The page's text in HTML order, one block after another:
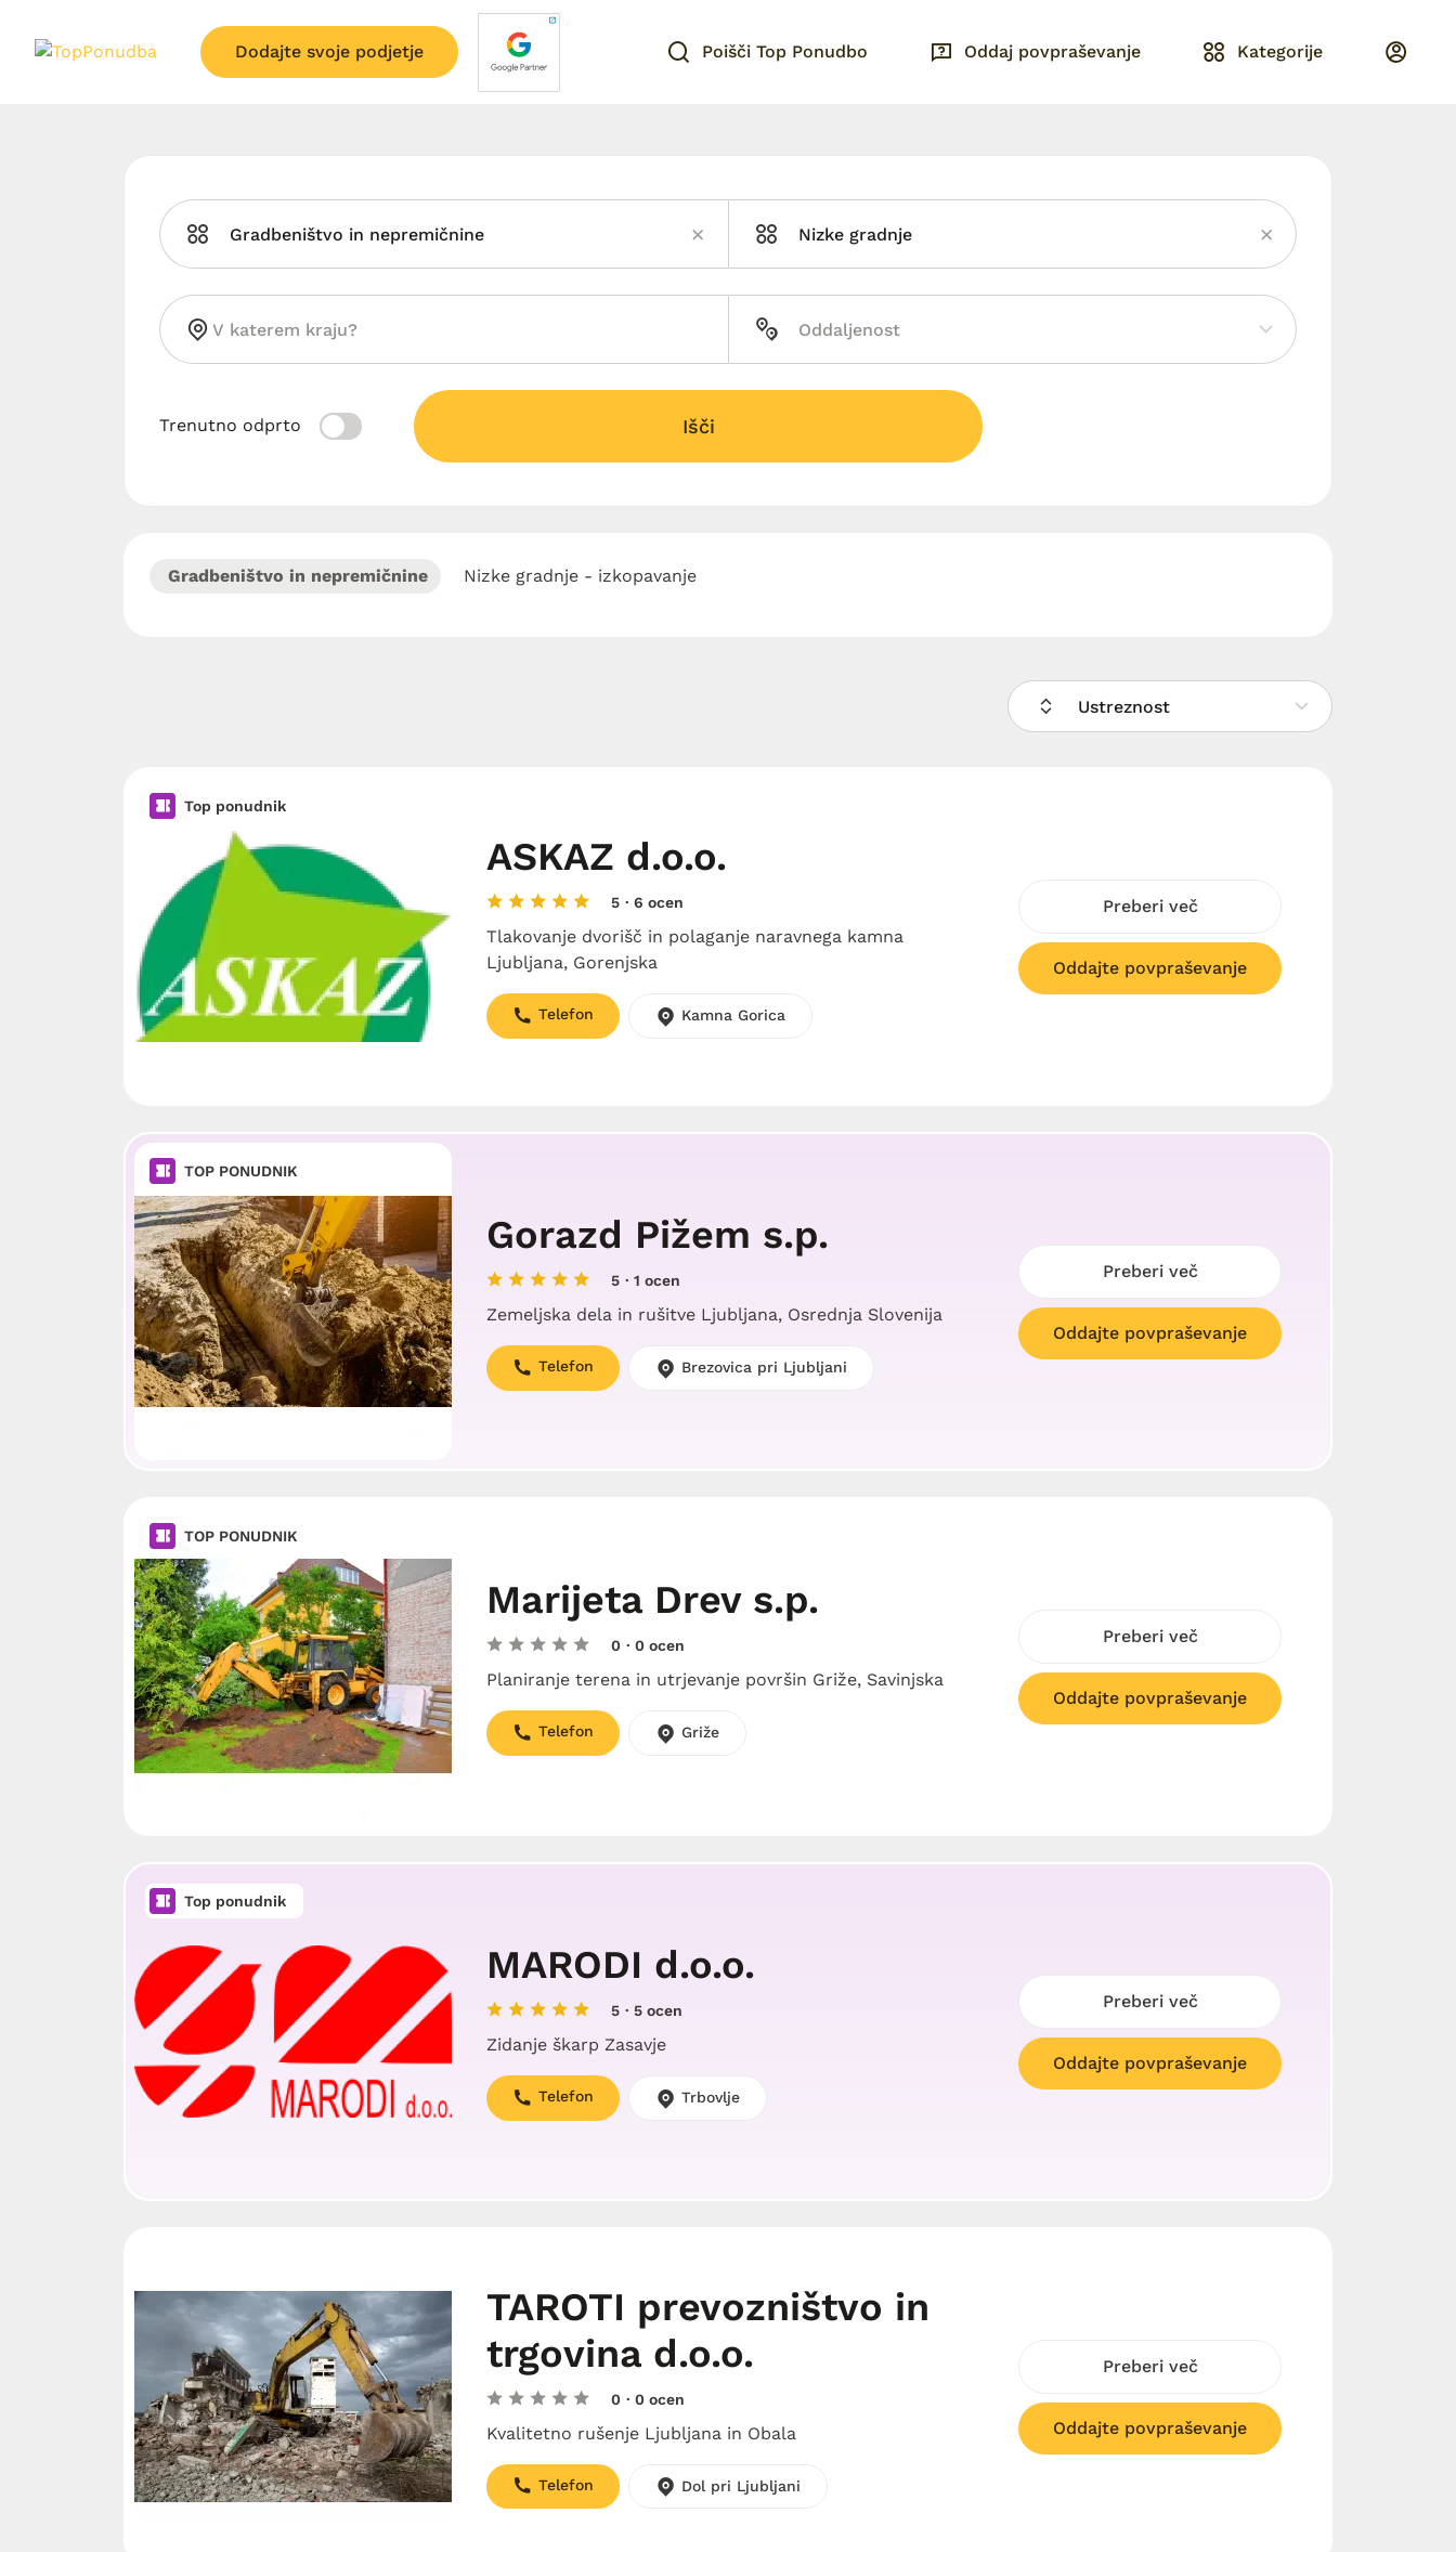
Dodajte svoje podjetje Poišči Top Ponudbo Oddaj povpraševanje Kategorije
Gradbeništvo in nepremičnine Nizke gradnje
Trenutno odprto Išči
Gradbeništvo in nepremičnine Nizke gradnje - izkopavanje
Ustreznost
Top ponudnik
ASKAZ d.o.o.
5 · 6 ocen
Tlakovanje dvorišč in polaganje naravnega kamna
Ljubljana, Gorenjska
Telefon Kamna Gorica
Preberi več
Oddajte povpraševanje
TOP PONUDNIK
Gorazd Pižem s.p.
5 · 1 ocen
Zemeljska dela in rušitve Ljubljana, Osrednja Slovenija
Telefon Brezovica pri Ljubljani
Preberi več
Oddajte povpraševanje
TOP PONUDNIK
Marijeta Drev s.p.
0 · 0 ocen
Planiranje terena in utrjevanje površin Griže, Savinjska
Telefon Griže
Preberi več
Oddajte povpraševanje
Top ponudnik
MARODI d.o.o.
5 · 5 ocen
Zidanje škarp Zasavje
Telefon Trbovlje
Preberi več
Oddajte povpraševanje
TAROTI prevozništvo in
trgovina d.o.o.
0 · 0 ocen
Kvalitetno rušenje Ljubljana in Obala
Telefon Dol pri Ljubljani
Preberi več
Oddajte povpraševanje